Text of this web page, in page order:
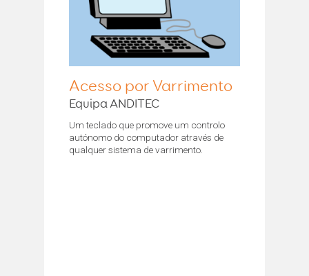
Acesso por Varrimento
Equipa ANDITEC
Um teclado que promove um controlo
autónomo do computador através de
qualquer sistema de varrimento.